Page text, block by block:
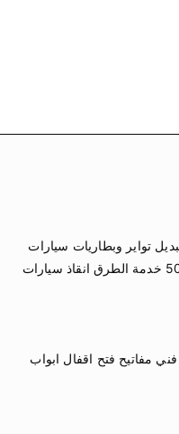
خدمة المساعدة على الطريق 50805535 خدمة الطرق انقاذ سيارات
فتح ابواب سيارات الكويت 50805535 فني مفاتيح فتح اقفال ابواب